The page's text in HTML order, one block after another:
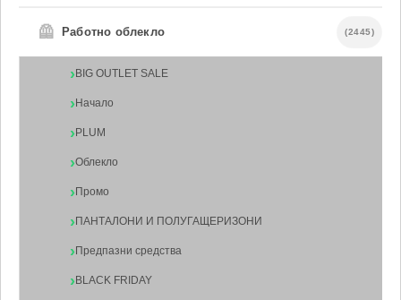
🦺 Работно облекло (2445)
BIG OUTLET SALE
Начало
PLUM
Облекло
Промо
ПАНТАЛОНИ И ПОЛУГАЩЕРИЗОНИ
Предпазни средства
BLACK FRIDAY